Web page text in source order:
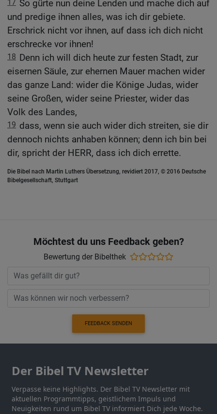
17 So gürte nun deine Lenden und mache dich auf
und predige ihnen alles, was ich dir gebiete.
Erschrick nicht vor ihnen, auf dass ich dich nicht
erschrecke vor ihnen!
18 Denn ich will dich heute zur festen Stadt, zur
eisernen Säule, zur ehernen Mauer machen wider
das ganze Land: wider die Könige Judas, wider
seine Großen, wider seine Priester, wider das
Volk des Landes,
19 dass, wenn sie auch wider dich streiten, sie dir
dennoch nichts anhaben können; denn ich bin bei
dir, spricht der HERR, dass ich dich errette.
Die Bibel nach Martin Luthers Übersetzung, revidiert 2017, © 2016 Deutsche
Bibelgesellschaft, Stuttgart
Möchtest du uns Feedback geben?
Bewertung der Bibelthek
FEEDBACK SENDEN
Der Bibel TV Newsletter
Verpasse keine Highlights. Der Bibel TV Newsletter mit
aktuellen Programmtipps, geistlichem Impuls und
Neuigkeiten rund um Bibel TV informiert Dich jede Woche.